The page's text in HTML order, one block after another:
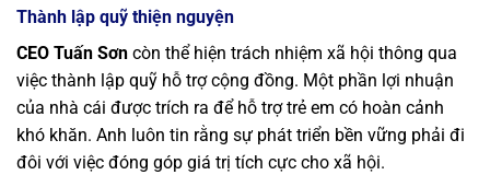
Thành lập quỹ thiện nguyện
CEO Tuấn Sơn còn thể hiện trách nhiệm xã hội thông qua
việc thành lập quỹ hỗ trợ cộng đồng. Một phần lợi nhuận
của nhà cái được trích ra để hỗ trợ trẻ em có hoàn cảnh
khó khăn. Anh luôn tin rằng sự phát triển bền vững phải đi
đôi với việc đóng góp giá trị tích cực cho xã hội.